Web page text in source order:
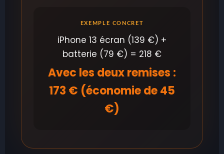
EXEMPLE CONCRET
iPhone 13 écran (139 €) +
batterie (79 €) = 218 €
Avec les deux remises :
173 € (économie de 45
€)